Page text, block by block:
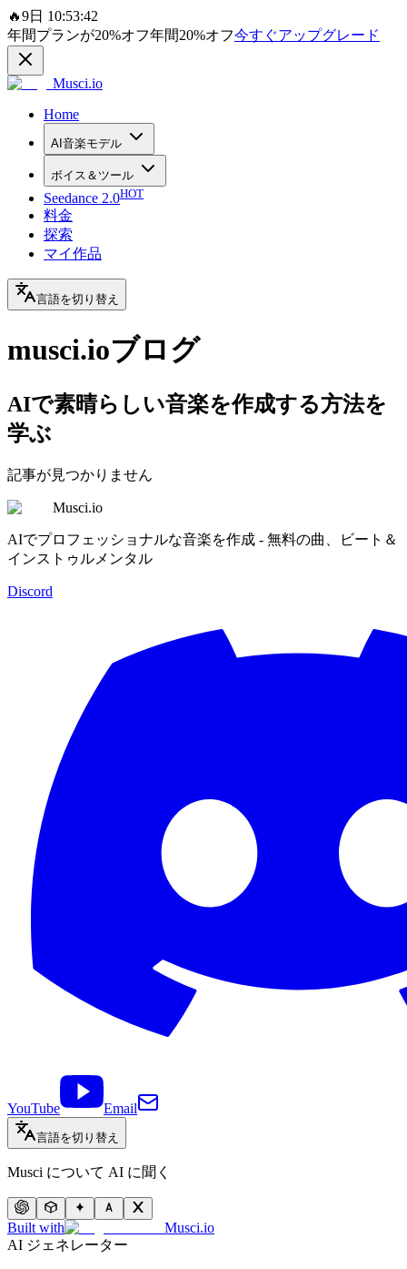
🔥9日 10:53:42
年間プランが20%オフ年間20%オフ今すぐアップグレード
Musci.io
Home
AI音楽モデル
ボイス＆ツール
Seedance 2.0HOT
料金
探索
マイ作品
言語を切り替え
musci.ioブログ
AIで素晴らしい音楽を作成する方法を
学ぶ
記事が見つかりません
Musci.io
AIでプロフェッショナルな音楽を作成 - 無料の曲、ビート＆
インストゥルメンタル
Discord
YouTube Email
言語を切り替え
Musci について AI に聞く
Built with
Musci.io
AI ジェネレーター